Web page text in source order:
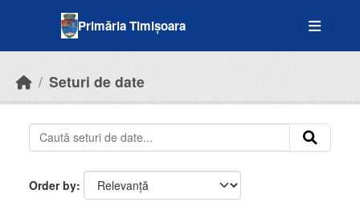
Primăria Timișoara
Seturi de date
Order by